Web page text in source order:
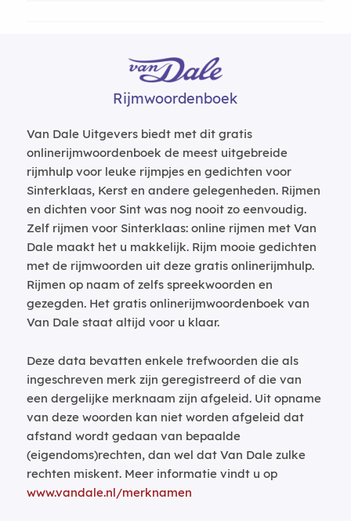
Rijmwoordenboek
Van Dale Uitgevers biedt met dit gratis
onlinerijmwoordenboek de meest uitgebreide
rijmhulp voor leuke rijmpjes en gedichten voor
Sinterklaas, Kerst en andere gelegenheden. Rijmen
en dichten voor Sint was nog nooit zo eenvoudig.
Zelf rijmen voor Sinterklaas: online rijmen met Van
Dale maakt het u makkelijk. Rijm mooie gedichten
met de rijmwoorden uit deze gratis onlinerijmhulp.
Rijmen op naam of zelfs spreekwoorden en
gezegden. Het gratis onlinerijmwoordenboek van
Van Dale staat altijd voor u klaar.
Deze data bevatten enkele trefwoorden die als
ingeschreven merk zijn geregistreerd of die van
een dergelijke merknaam zijn afgeleid. Uit opname
van deze woorden kan niet worden afgeleid dat
afstand wordt gedaan van bepaalde
(eigendoms)rechten, dan wel dat Van Dale zulke
rechten miskent. Meer informatie vindt u op
www.vandale.nl/merknamen